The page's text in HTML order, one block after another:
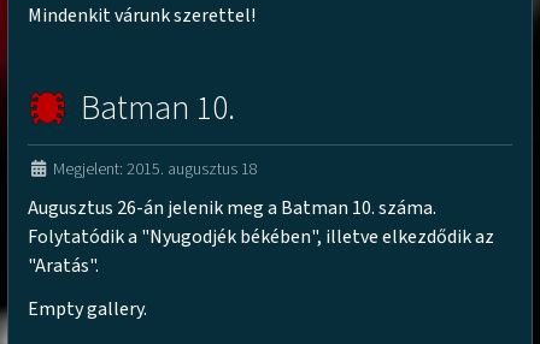
Mindenkit várunk szerettel!
Batman 10.
Megjelent: 2015. augusztus 18
Augusztus 26-án jelenik meg a Batman 10. száma.
Folytatódik a "Nyugodjék békében", illetve elkezdődik az
"Aratás".
Empty gallery.